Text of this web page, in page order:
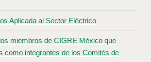
Aplicada al Sector Eléctrico
miembros de CIGRE México que
como integrantes de los Comités de